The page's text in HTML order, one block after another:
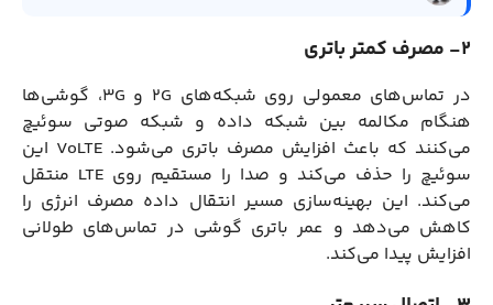
2- مصرف کمتر باتری
در تماس‌های معمولی روی شبکه‌های 2G و 3G، گوشی‌ها
هنگام مکالمه بین شبکه داده و شبکه صوتی سوئیچ
می‌کنند که باعث افزایش مصرف باتری می‌شود. VoLTE این
سوئیچ را حذف می‌کند و صدا را مستقیم روی LTE منتقل
می‌کند. این بهینه‌سازی مسیر انتقال داده مصرف انرژی را
کاهش می‌دهد و عمر باتری گوشی در تماس‌های طولانی
افزایش پیدا می‌کند.